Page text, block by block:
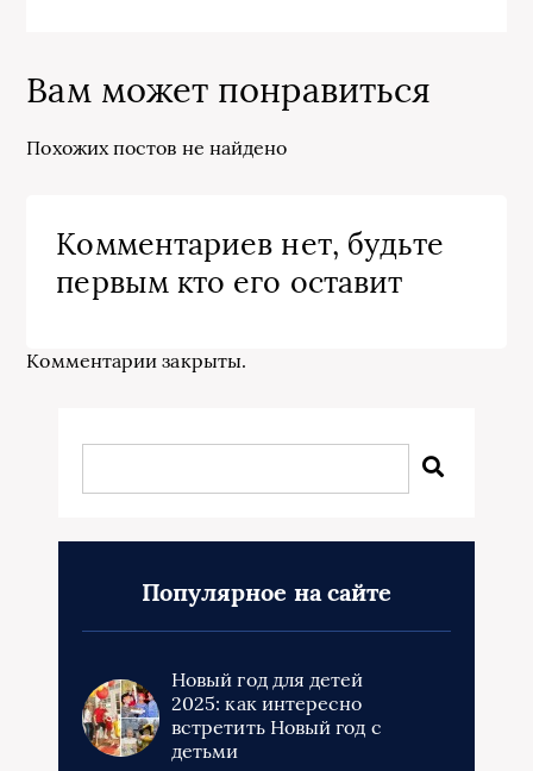
Вам может понравиться
Похожих постов не найдено
Комментариев нет, будьте
первым кто его оставит
Комментарии закрыты.
Популярное на сайте
Новый год для детей
2025: как интересно
встретить Новый год с
детьми